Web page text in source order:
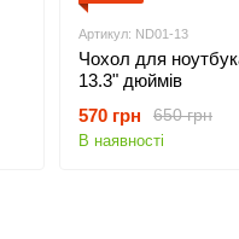
Артикул: ND01-13
Чохол для
13.3" дюймів
650 грн
570 грн
В наявності